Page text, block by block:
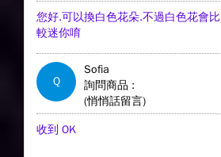
您好.可以換白色花朵.不過白色花會比
較迷你唷
Q
Sofia
詢問商品 :
(悄悄話留言)
收到 OK